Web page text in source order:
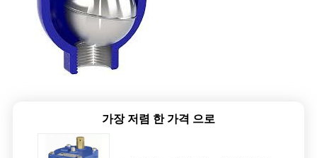
가장 저렴 한 가격 으로